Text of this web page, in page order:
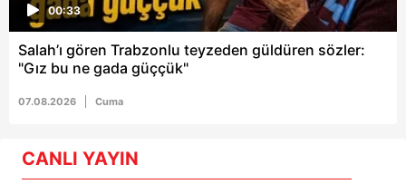
00:33
Salah’ı gören Trabzonlu teyzeden güldüren sözler:
"Gız bu ne gada güççük"
07.08.2026 Cuma
CANLI YAYIN